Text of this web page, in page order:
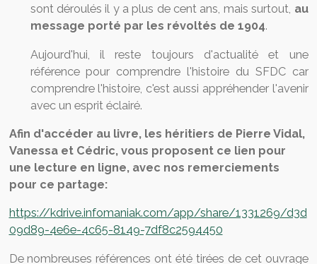
sont déroulés il y a plus de cent ans, mais surtout, au
message porté par les révoltés de 1904.
Aujourd'hui, il reste toujours d'actualité et une
référence pour comprendre l'histoire du SFDC car
comprendre l'histoire, c'est aussi appréhender l'avenir
avec un esprit éclairé.
Afin d'accéder au livre, les héritiers de Pierre Vidal,
Vanessa et Cédric, vous proposent ce lien pour
une lecture en ligne, avec nos remerciements
pour ce partage:
https://kdrive.infomaniak.com/app/share/1331269/d3d
09d89-4e6e-4c65-8149-7df8c2594450
De nombreuses références ont été tirées de cet ouvrage